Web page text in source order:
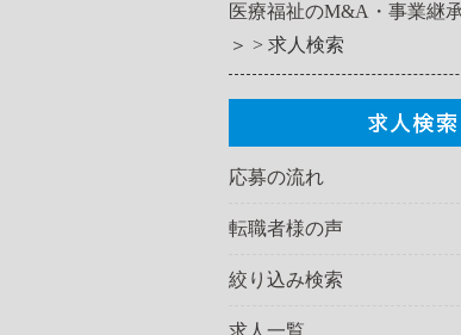
医療福祉のM&A・事業継
＞
求人検索
応募の流れ
転職者様の声
絞り込み検索